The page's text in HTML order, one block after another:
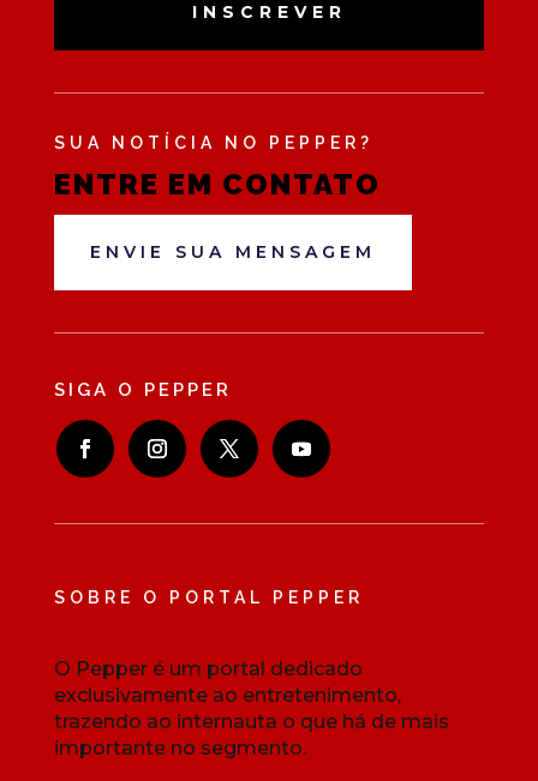
INSCREVER
SUA NOTÍCIA NO PEPPER?
ENTRE EM CONTATO
ENVIE SUA MENSAGEM
SIGA O PEPPER
SOBRE O PORTAL PEPPER
O Pepper é um portal dedicado
exclusivamente ao entretenimento,
trazendo ao internauta o que há de mais
importante no segmento.